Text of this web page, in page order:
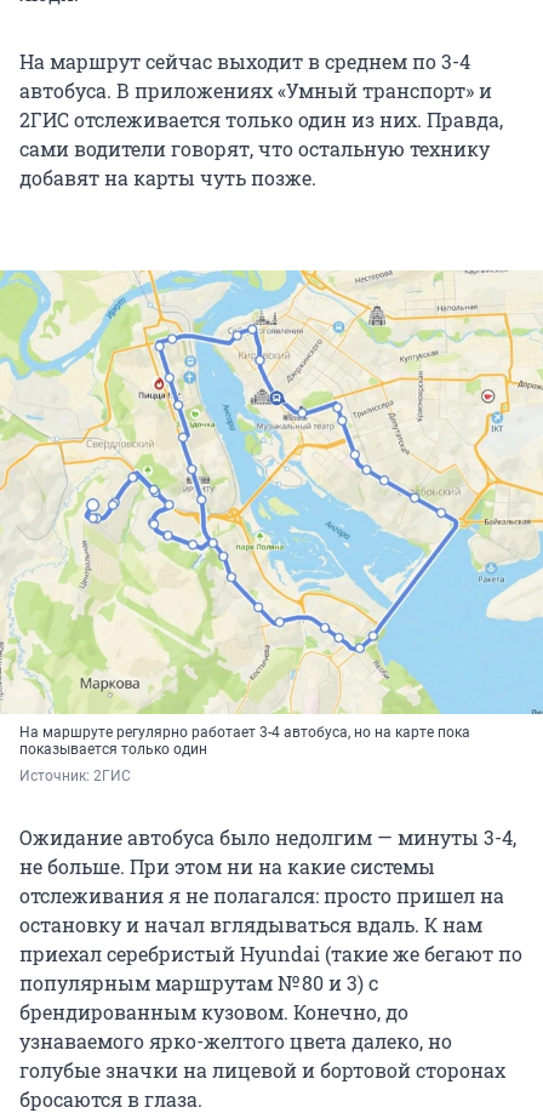
На маршрут сейчас выходит в среднем по 3-4
автобуса. В приложениях «Умный транспорт» и
2ГИС отслеживается только один из них. Правда,
сами водители говорят, что остальную технику
добавят на карты чуть позже.
На маршруте регулярно работает 3-4 автобуса, но на карте пока
показывается только один
Источник: 2ГИС
Ожидание автобуса было недолгим — минуты 3-4,
не больше. При этом ни на какие системы
отслеживания я не полагался: просто пришел на
остановку и начал вглядываться вдаль. К нам
приехал серебристый Hyundai (такие же бегают по
популярным маршрутам № 80 и 3) с
брендированным кузовом. Конечно, до
узнаваемого ярко-желтого цвета далеко, но
голубые значки на лицевой и бортовой сторонах
бросаются в глаза.